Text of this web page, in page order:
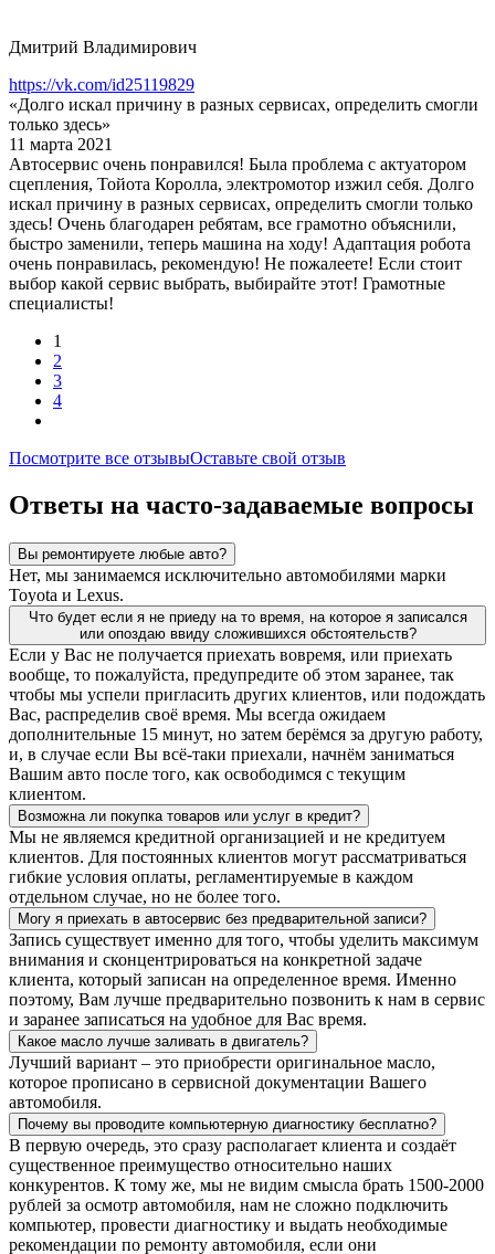
Дмитрий Владимирович
https://vk.com/id25119829
«Долго искал причину в разных сервисах, определить смогли
только здесь»
11 марта 2021
Автосервис очень понравился! Была проблема с актуатором
сцепления, Тойота Королла, электромотор изжил себя. Долго
искал причину в разных сервисах, определить смогли только
здесь! Очень благодарен ребятам, все грамотно объяснили,
быстро заменили, теперь машина на ходу! Адаптация робота
очень понравилась, рекомендую! Не пожалеете! Если стоит
выбор какой сервис выбрать, выбирайте этот! Грамотные
специалисты!
1
2
3
4
Посмотрите все отзывыОставьте свой отзыв
Ответы на часто-задаваемые вопросы
Вы ремонтируете любые авто?
Нет, мы занимаемся исключительно автомобилями марки
Toyota и Lexus.
Что будет если я не приеду на то время, на которое я записался
или опоздаю ввиду сложившихся обстоятельств?
Если у Вас не получается приехать вовремя, или приехать
вообще, то пожалуйста, предупредите об этом заранее, так
чтобы мы успели пригласить других клиентов, или подождать
Вас, распределив своё время. Мы всегда ожидаем
дополнительные 15 минут, но затем берёмся за другую работу,
и, в случае если Вы всё-таки приехали, начнём заниматься
Вашим авто после того, как освободимся с текущим
клиентом.
Возможна ли покупка товаров или услуг в кредит?
Мы не являемся кредитной организацией и не кредитуем
клиентов. Для постоянных клиентов могут рассматриваться
гибкие условия оплаты, регламентируемые в каждом
отдельном случае, но не более того.
Могу я приехать в автосервис без предварительной записи?
Запись существует именно для того, чтобы уделить максимум
внимания и сконцентрироваться на конкретной задаче
клиента, который записан на определенное время. Именно
поэтому, Вам лучше предварительно позвонить к нам в сервис
и заранее записаться на удобное для Вас время.
Какое масло лучше заливать в двигатель?
Лучший вариант – это приобрести оригинальное масло,
которое прописано в сервисной документации Вашего
автомобиля.
Почему вы проводите компьютерную диагностику бесплатно?
В первую очередь, это сразу располагает клиента и создаёт
существенное преимущество относительно наших
конкурентов. К тому же, мы не видим смысла брать 1500-2000
рублей за осмотр автомобиля, нам не сложно подключить
компьютер, провести диагностику и выдать необходимые
рекомендации по ремонту автомобиля, если они